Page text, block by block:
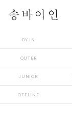
BY IN
OUTER
JUNIOR
OFFLINE